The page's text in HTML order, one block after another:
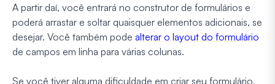
A partir daí, você entrará no construtor de formulários e
poderá arrastar e soltar quaisquer elementos adicionais, se
desejar. Você também pode alterar o layout do formulário
de campos em linha para várias colunas.
Se você tiver alguma dificuldade em criar seu formulário,